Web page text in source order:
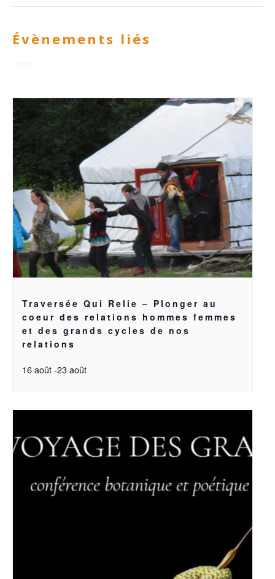
Évènements liés
Traversée Qui Relie – Plonger au
coeur des relations hommes femmes
et des grands cycles de nos
relations
16 août-23 août